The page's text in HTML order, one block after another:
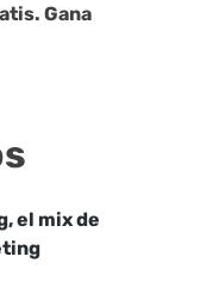
Gana
el mix de